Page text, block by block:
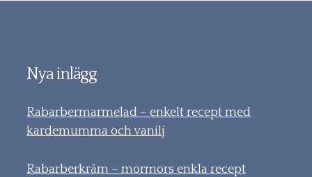
Nya inlägg
Rabarbermarmelad – enkelt recept med
kardemumma och vanilj
Rabarberkräm – mormors enkla recept